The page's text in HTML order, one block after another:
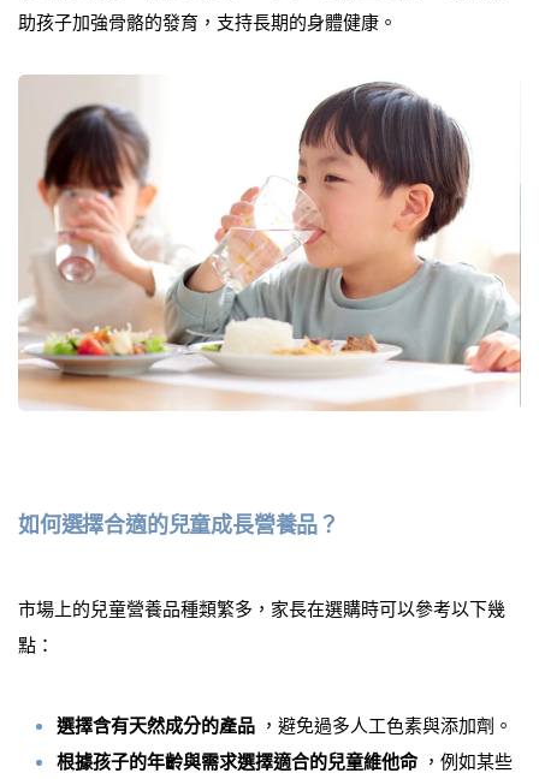
助孩子加強骨骼的發育，支持長期的身體健康。
如何選擇合適的兒童成長營養品？
市場上的兒童營養品種類繁多，家長在選購時可以參考以下幾
點：
選擇含有天然成分的產品 ，避免過多人工色素與添加劑。
根據孩子的年齡與需求選擇適合的兒童維他命，例如某些